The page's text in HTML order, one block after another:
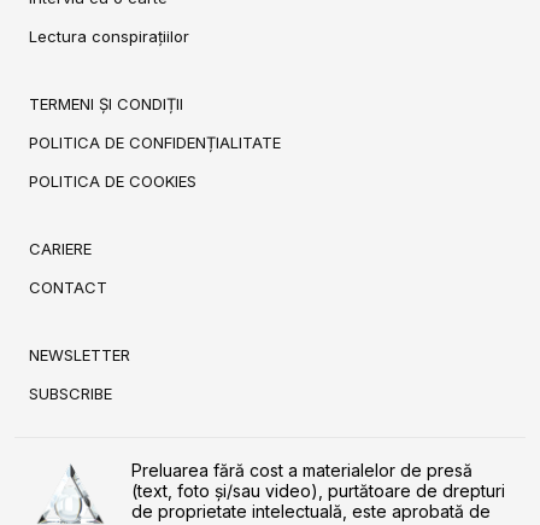
Lectura conspirațiilor
TERMENI ȘI CONDIȚII
POLITICA DE CONFIDENȚIALITATE
POLITICA DE COOKIES
CARIERE
CONTACT
NEWSLETTER
SUBSCRIBE
Preluarea fără cost a materialelor de presă
(text, foto și/sau video), purtătoare de drepturi
de proprietate intelectuală, este aprobată de